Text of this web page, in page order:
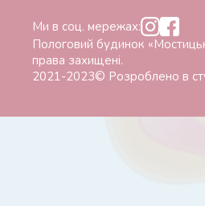
Ми в соц. мережах:
Пологовий будинок
права захищені.
2021-2023© Розроблено в